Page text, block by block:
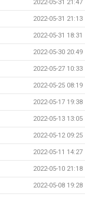
2022-05-31 21:47
2022-05-31 21:13
2022-05-31 18:31
2022-05-30 20:49
2022-05-27 10:33
2022-05-25 08:19
2022-05-17 19:38
2022-05-13 13:05
2022-05-12 09:25
2022-05-11 14:27
2022-05-10 21:18
2022-05-08 19:28